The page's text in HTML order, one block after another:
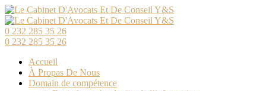
0 232 285 35 26
0 232 285 35 26
Accueil
À Propas De Nous
Domain de compétence